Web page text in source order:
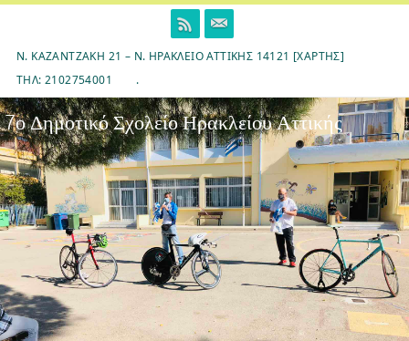
content
Ν. ΚΑΖΑΝΤΖΆΚΗ 21 – Ν. ΗΡΆΚΛΕΙΟ ΑΤΤΙΚΉΣ 14121 [ΧΆΡΤΗΣ]
ΤΗΛ: 2102754001
.
7ο Δημοτικό Σχολείο Ηρακλείου Αττικής